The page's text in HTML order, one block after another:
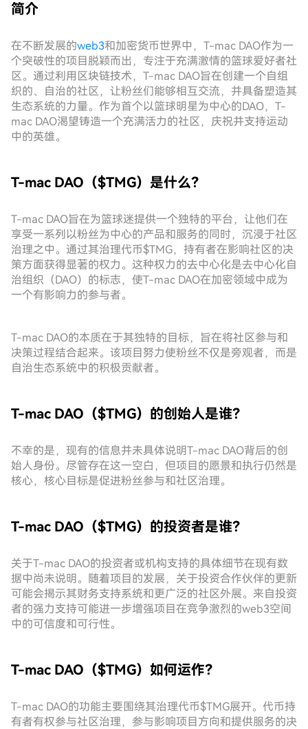
简介
在不断发展的web3和加密货币世界中，T-mac DAO作为一
个突破性的项目脱颖而出，专注于充满激情的篮球爱好者社
区。通过利用区块链技术，T-mac DAO旨在创建一个自组
织的、自治的社区，让粉丝们能够相互交流，并具备塑造其
生态系统的力量。作为首个以篮球明星为中心的DAO，T-
mac DAO渴望铸造一个充满活力的社区，庆祝并支持运动
中的英雄。
T-mac DAO（$TMG）是什么？
T-mac DAO旨在为篮球迷提供一个独特的平台，让他们在
享受一系列以粉丝为中心的产品和服务的同时，沉浸于社区
治理之中。通过其治理代币$TMG，持有者在影响社区的决
策方面获得显著的权力。这种权力的去中心化是去中心化自
治组织（DAO）的标志，使T-mac DAO在加密领域中成为
一个有影响力的参与者。
T-mac DAO的本质在于其独特的目标，旨在将社区参与和
决策过程结合起来。该项目努力使粉丝不仅是旁观者，而是
自治生态系统中的积极贡献者。
T-mac DAO（$TMG）的创始人是谁？
不幸的是，现有的信息并未具体说明T-mac DAO背后的创
始人身份。尽管存在这一空白，但项目的愿景和执行仍然是
核心，核心目标是促进粉丝参与和社区治理。
T-mac DAO（$TMG）的投资者是谁？
关于T-mac DAO的投资者或机构支持的具体细节在现有数
据中尚未说明。随着项目的发展，关于投资合作伙伴的更新
可能会揭示其财务支持系统和更广泛的社区外展。来自投资
者的强力支持可能进一步增强项目在竞争激烈的web3空间
中的可信度和可行性。
T-mac DAO（$TMG）如何运作？
T-mac DAO的功能主要围绕其治理代币$TMG展开。代币持
有者有权参与社区治理，参与影响项目方向和提供服务的决